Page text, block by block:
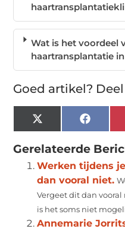
Wat is het voordeel
haartransplantatie
Goed artikel?
X
(Twitter)
Gerelateerde
Werken tijdens
dan vooral niet.
Vergeet dit dan
is het soms niet
Annemarie